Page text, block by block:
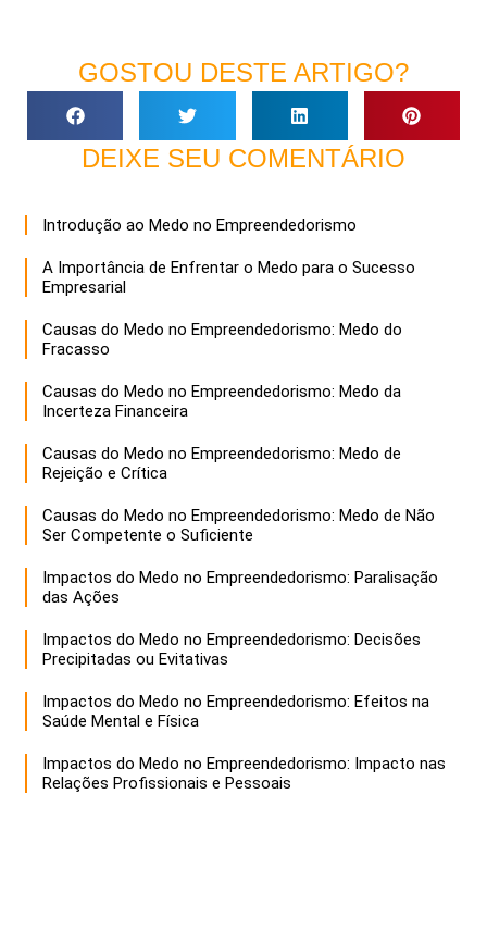
GOSTOU DESTE ARTIGO?
DEIXE SEU COMENTÁRIO
Introdução ao Medo no Empreendedorismo
A Importância de Enfrentar o Medo para o Sucesso
Empresarial
Causas do Medo no Empreendedorismo: Medo do
Fracasso
Causas do Medo no Empreendedorismo: Medo da
Incerteza Financeira
Causas do Medo no Empreendedorismo: Medo de
Rejeição e Crítica
Causas do Medo no Empreendedorismo: Medo de Não
Ser Competente o Suficiente
Impactos do Medo no Empreendedorismo: Paralisação
das Ações
Impactos do Medo no Empreendedorismo: Decisões
Precipitadas ou Evitativas
Impactos do Medo no Empreendedorismo: Efeitos na
Saúde Mental e Física
Impactos do Medo no Empreendedorismo: Impacto nas
Relações Profissionais e Pessoais